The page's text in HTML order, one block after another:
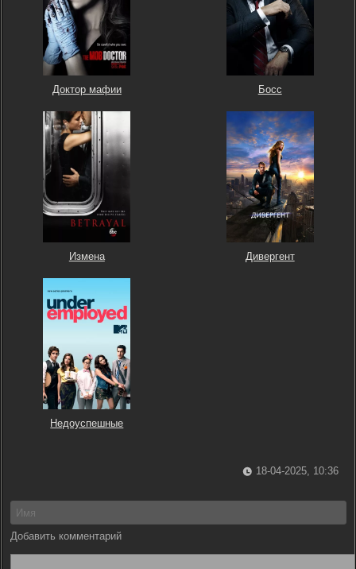
Доктор мафии Босс
Измена Дивергент
Недоуспешные
18-04-2025, 10:36
Добавить комментарий